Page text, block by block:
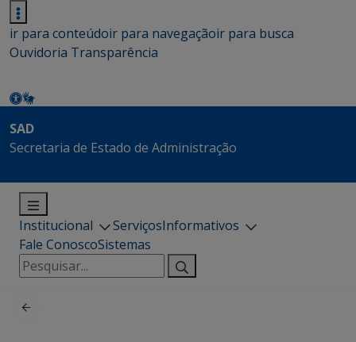
ir para conteúdoir para navegaçãoir para busca
Ouvidoria Transparência
SAD
Secretaria de Estado de Administração
Institucional ServiçosInformativos
Fale ConoscoSistemas
Pesquisar
por: